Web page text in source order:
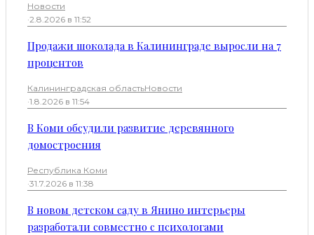
Новости
·2.8.2026 в 11:52
Продажи шоколада в Калининграде выросли на 7
процентов
Калининградская областьНовости
·1.8.2026 в 11:54
В Коми обсудили развитие деревянного
домостроения
Республика Коми
·31.7.2026 в 11:38
В новом детском саду в Янино интерьеры
разработали совместно с психологами